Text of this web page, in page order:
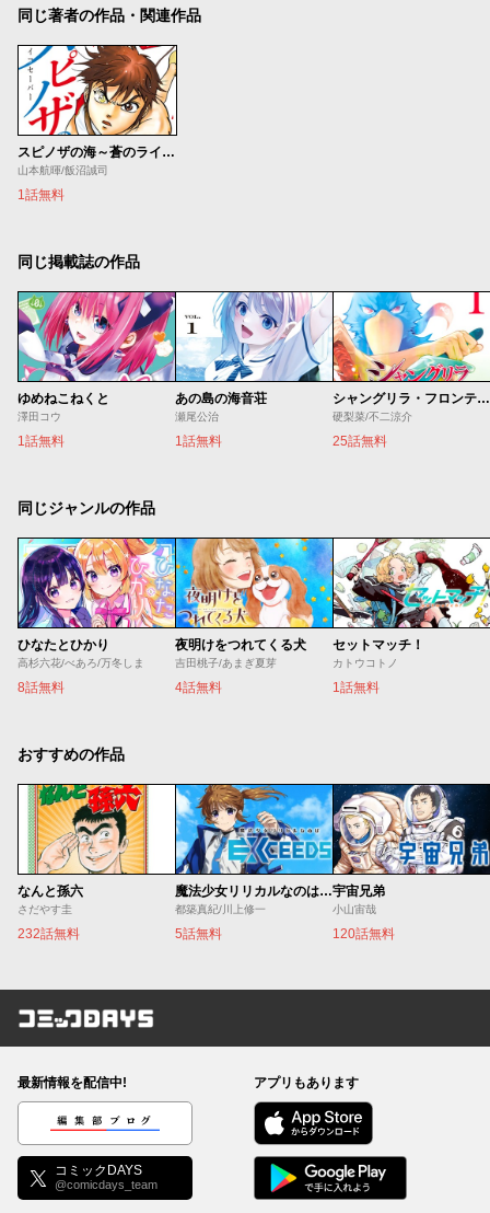
同じ著者の作品・関連作品
スピノザの海～蒼のライフセーバー～
山本航暉/飯沼誠司
1話無料
同じ掲載誌の作品
ゆめねこねくと
澤田コウ
1話無料
あの島の海音荘
瀬尾公治
1話無料
シャングリラ・フロンティア
硬梨菜/不二涼介
25話無料
同じジャンルの作品
ひなたとひかり
高杉六花/べあろ/万冬しま
8話無料
夜明けをつれてくる犬
吉田桃子/あまぎ夏芽
4話無料
セットマッチ！
カトウコトノ
1話無料
おすすめの作品
なんと孫六
さだやす圭
232話無料
魔法少女リリカルなのは EXCEEDS
都築真紀/川上修一
5話無料
宇宙兄弟
小山宙哉
120話無料
コミックDAYS
最新情報を配信中!
編集部ブログ
コミックDAYS
@comicdays_team
アプリもあります